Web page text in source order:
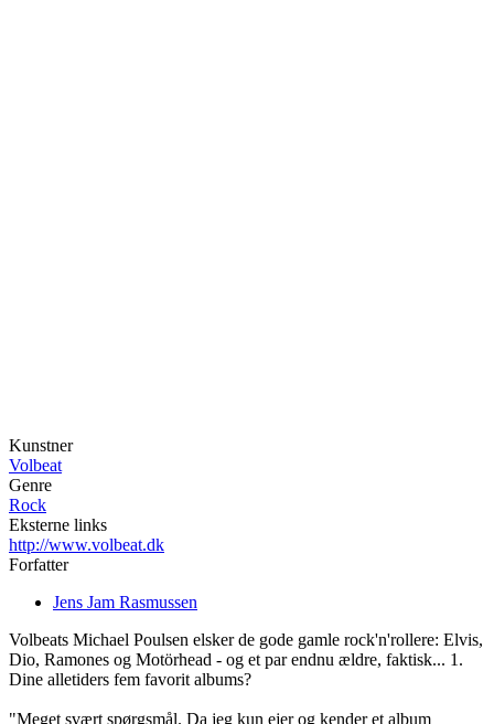
Kunstner
Volbeat
Genre
Rock
Eksterne links
http://www.volbeat.dk
Forfatter
Jens Jam Rasmussen
Volbeats Michael Poulsen elsker de gode gamle rock'n'rollere: Elvis,
Dio, Ramones og Motörhead - og et par endnu ældre, faktisk... 1.
Dine alletiders fem favorit albums?
"Meget svært spørgsmål. Da jeg kun ejer og kender et album